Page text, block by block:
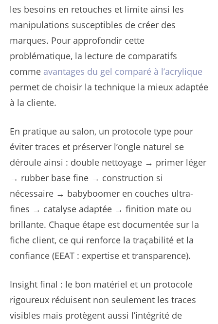
les besoins en retouches et limite ainsi les
manipulations susceptibles de créer des
marques. Pour approfondir cette
problématique, la lecture de comparatifs
comme avantages du gel comparé à l’acrylique
permet de choisir la technique la mieux adaptée
à la cliente.
En pratique au salon, un protocole type pour
éviter traces et préserver l’ongle naturel se
déroule ainsi : double nettoyage → primer léger
→ rubber base fine → construction si
nécessaire → babyboomer en couches ultra-
fines → catalyse adaptée → finition mate ou
brillante. Chaque étape est documentée sur la
fiche client, ce qui renforce la traçabilité et la
confiance (EEAT : expertise et transparence).
Insight final : le bon matériel et un protocole
rigoureux réduisent non seulement les traces
visibles mais protègent aussi l’intégrité de